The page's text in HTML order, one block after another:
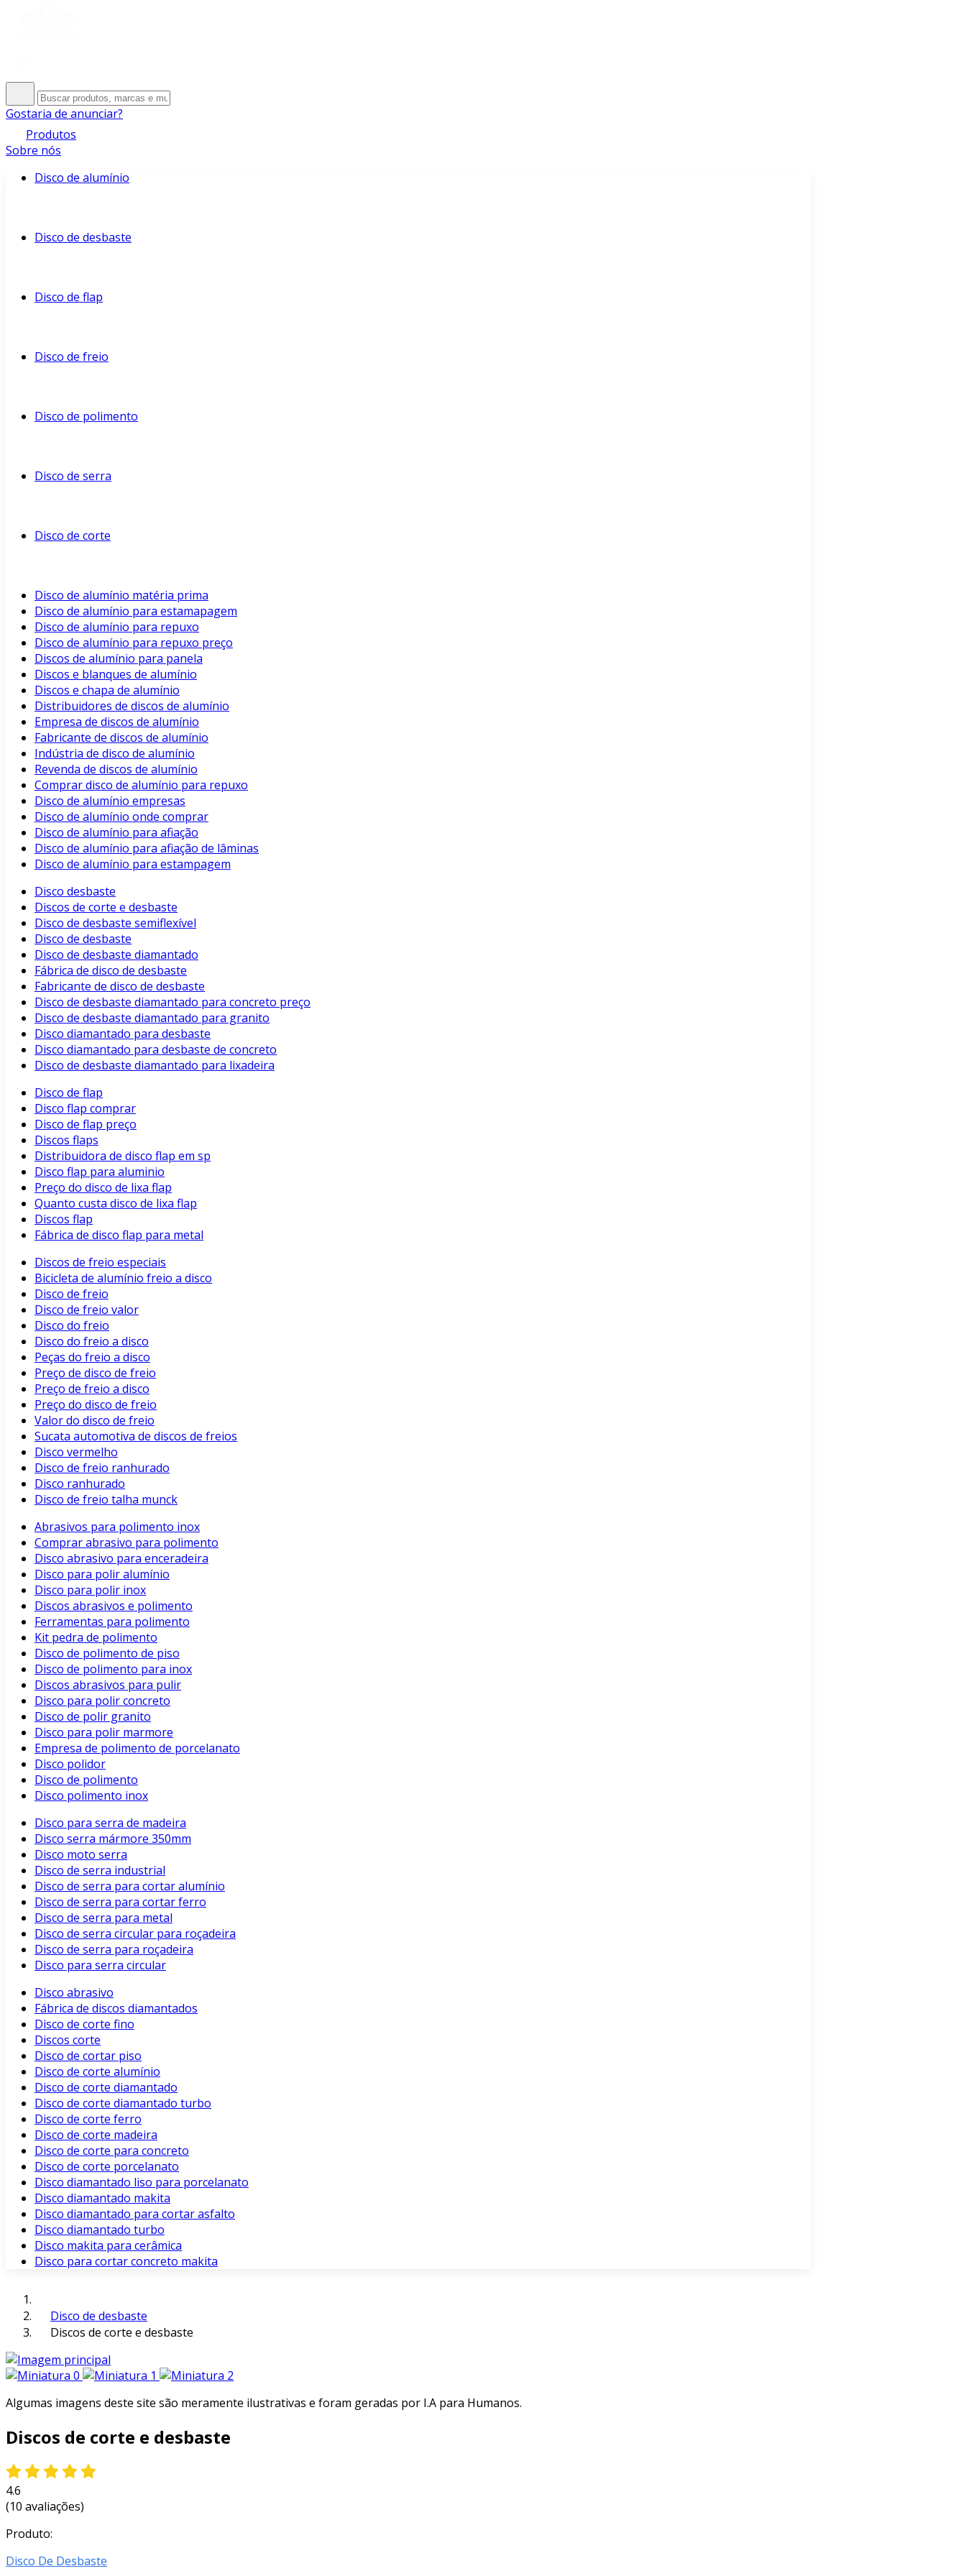
Gostaria de anunciar?
Produtos
Sobre nós
Disco de alumínio
Disco de desbaste
Disco de flap
Disco de freio
Disco de polimento
Disco de serra
Disco de corte
Disco de alumínio matéria prima
Disco de alumínio para estamapagem
Disco de alumínio para repuxo
Disco de alumínio para repuxo preço
Discos de alumínio para panela
Discos e blanques de alumínio
Discos e chapa de alumínio
Distribuidores de discos de alumínio
Empresa de discos de alumínio
Fabricante de discos de alumínio
Indústria de disco de alumínio
Revenda de discos de alumínio
Comprar disco de alumínio para repuxo
Disco de alumínio empresas
Disco de alumínio onde comprar
Disco de alumínio para afiação
Disco de alumínio para afiação de lâminas
Disco de alumínio para estampagem
Disco desbaste
Discos de corte e desbaste
Disco de desbaste semiflexível
Disco de desbaste
Disco de desbaste diamantado
Fábrica de disco de desbaste
Fabricante de disco de desbaste
Disco de desbaste diamantado para concreto preço
Disco de desbaste diamantado para granito
Disco diamantado para desbaste
Disco diamantado para desbaste de concreto
Disco de desbaste diamantado para lixadeira
Disco de flap
Disco flap comprar
Disco de flap preço
Discos flaps
Distribuidora de disco flap em sp
Disco flap para aluminio
Preço do disco de lixa flap
Quanto custa disco de lixa flap
Discos flap
Fábrica de disco flap para metal
Discos de freio especiais
Bicicleta de alumínio freio a disco
Disco de freio
Disco de freio valor
Disco do freio
Disco do freio a disco
Peças do freio a disco
Preço de disco de freio
Preço de freio a disco
Preço do disco de freio
Valor do disco de freio
Sucata automotiva de discos de freios
Disco vermelho
Disco de freio ranhurado
Disco ranhurado
Disco de freio talha munck
Abrasivos para polimento inox
Comprar abrasivo para polimento
Disco abrasivo para enceradeira
Disco para polir alumínio
Disco para polir inox
Discos abrasivos e polimento
Ferramentas para polimento
Kit pedra de polimento
Disco de polimento de piso
Disco de polimento para inox
Discos abrasivos para pulir
Disco para polir concreto
Disco de polir granito
Disco para polir marmore
Empresa de polimento de porcelanato
Disco polidor
Disco de polimento
Disco polimento inox
Disco para serra de madeira
Disco serra mármore 350mm
Disco moto serra
Disco de serra industrial
Disco de serra para cortar alumínio
Disco de serra para cortar ferro
Disco de serra para metal
Disco de serra circular para roçadeira
Disco de serra para roçadeira
Disco para serra circular
Disco abrasivo
Fábrica de discos diamantados
Disco de corte fino
Discos corte
Disco de cortar piso
Disco de corte alumínio
Disco de corte diamantado
Disco de corte diamantado turbo
Disco de corte ferro
Disco de corte madeira
Disco de corte para concreto
Disco de corte porcelanato
Disco diamantado liso para porcelanato
Disco diamantado makita
Disco diamantado para cortar asfalto
Disco diamantado turbo
Disco makita para cerâmica
Disco para cortar concreto makita
Disco de desbaste
Discos de corte e desbaste
Algumas imagens deste site são meramente ilustrativas e foram geradas por I.A para Humanos.
Discos de corte e desbaste
4.6
(10 avaliações)
Produto:
Disco De Desbaste